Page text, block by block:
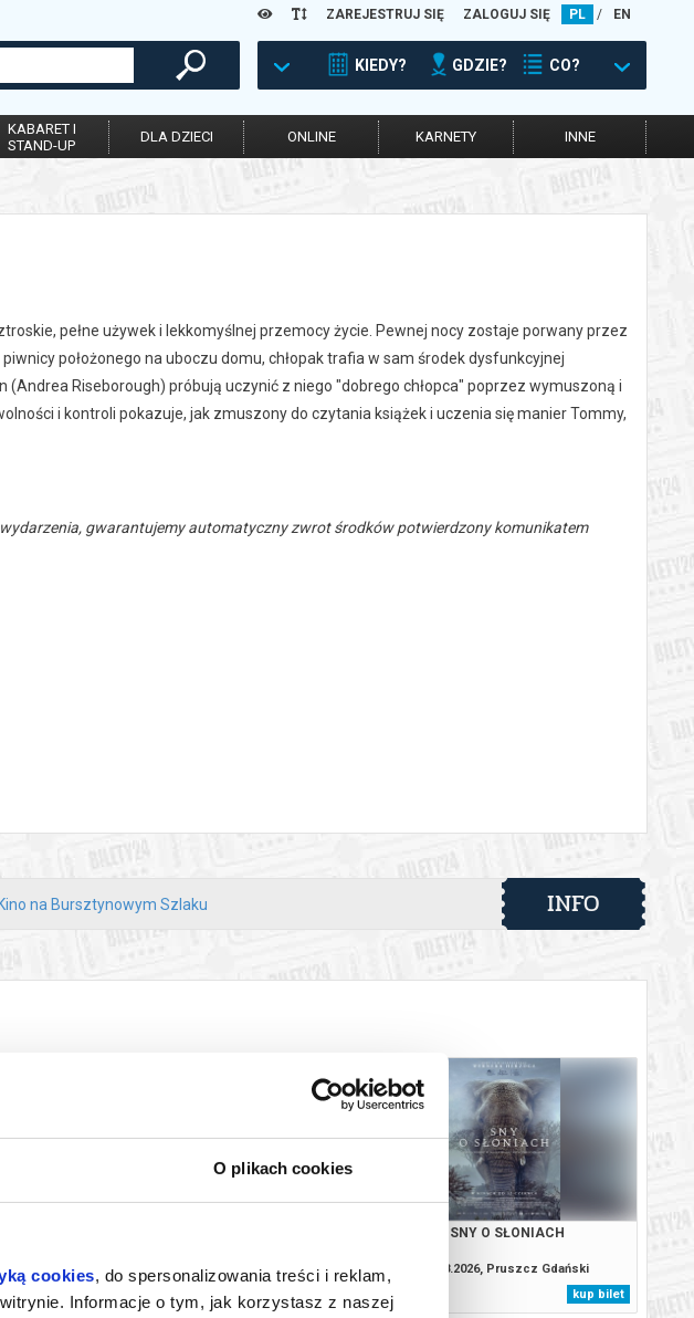
O plikach cookies
cookies, do spersonalizowania treści i reklam,
Informacje o tym, jak korzystasz z naszej
ZAREJESTRUJ SIĘ ZALOGUJ SIĘ PL / EN
KIEDY? GDZIE? CO?
KABARET I
STAND-UP
DLA DZIECI ONLINE KARNETY INNE
pełne używek i lekkomyślnej przemocy życie. Pewnej nocy zostaje porwany przez
położonego na uboczu domu, chłopak trafia w sam środek dysfunkcyjnej
Riseborough) próbują uczynić z niego "dobrego chłopca" poprzez wymuszoną i
i kontroli pokazuje, jak zmuszony do czytania książek i uczenia się manier Tommy,
gwarantujemy automatyczny zwrot środków potwierdzony komunikatem
Kino na Bursztynowym Szlaku INFO
kup bilet
09.08.2026, Pruszcz Gdański
SNY O SŁONIACH
09.08.2026, Pruszcz Gdański
kup bilet